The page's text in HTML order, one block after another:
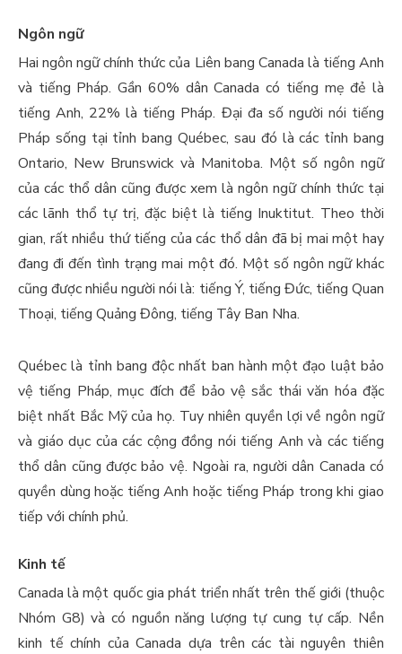
Ngôn ngữ
Hai ngôn ngữ chính thức của Liên bang Canada là tiếng Anh
và tiếng Pháp. Gần 60% dân Canada có tiếng mẹ đẻ là
tiếng Anh, 22% là tiếng Pháp. Đại đa số người nói tiếng
Pháp sống tại tỉnh bang Québec, sau đó là các tỉnh bang
Ontario, New Brunswick và Manitoba. Một số ngôn ngữ
của các thổ dân cũng được xem là ngôn ngữ chính thức tại
các lãnh thổ tự trị, đặc biệt là tiếng Inuktitut. Theo thời
gian, rất nhiều thứ tiếng của các thổ dân đã bị mai một hay
đang đi đến tình trạng mai một đó. Một số ngôn ngữ khác
cũng được nhiều người nói là: tiếng Ý, tiếng Đức, tiếng Quan
Thoại, tiếng Quảng Đông, tiếng Tây Ban Nha.
Québec là tỉnh bang độc nhất ban hành một đạo luật bảo
vệ tiếng Pháp, mục đích để bảo vệ sắc thái văn hóa đặc
biệt nhất Bắc Mỹ của họ. Tuy nhiên quyền lợi về ngôn ngữ
và giáo dục của các cộng đồng nói tiếng Anh và các tiếng
thổ dân cũng được bảo vệ. Ngoài ra, người dân Canada có
quyền dùng hoặc tiếng Anh hoặc tiếng Pháp trong khi giao
tiếp với chính phủ.
Kinh tế
Canada là một quốc gia phát triển nhất trên thế giới (thuộc
Nhóm G8) và có nguồn năng lượng tự cung tự cấp. Nền
kinh tế chính của Canada dựa trên các tài nguyên thiên